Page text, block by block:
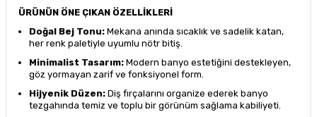
ÜRÜNÜN ÖNE ÇIKAN ÖZELLİKLERİ
Doğal Bej Tonu: Mekana anında sıcaklık ve sadelik katan,
her renk paletiyle uyumlu nötr bitiş.
Minimalist Tasarım: Modern banyo estetiğini destekleyen,
göz yormayan zarif ve fonksiyonel form.
Hijyenik Düzen: Diş fırçalarını organize ederek banyo
tezgahında temiz ve toplu bir görünüm sağlama kabiliyeti.